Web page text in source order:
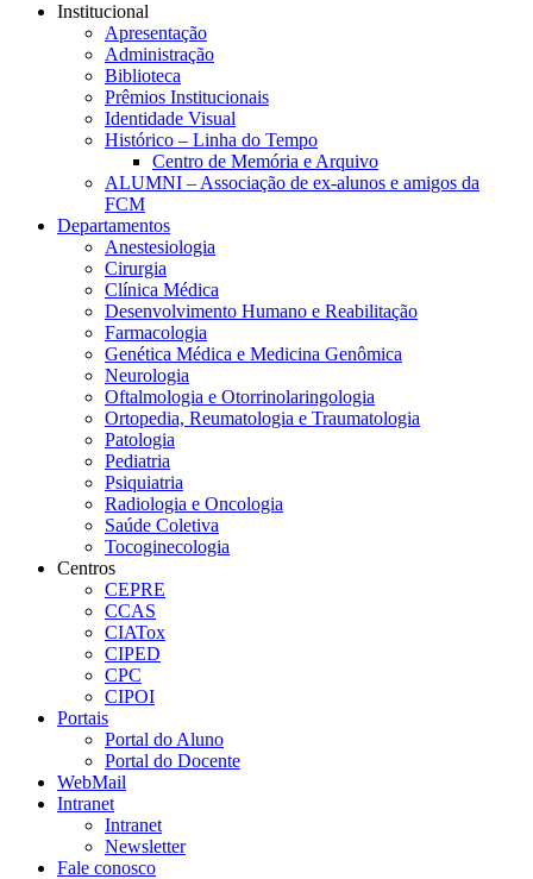
Institucional
Apresentação
Administração
Biblioteca
Prêmios Institucionais
Identidade Visual
Histórico – Linha do Tempo
Centro de Memória e Arquivo
ALUMNI – Associação de ex-alunos e amigos da
FCM
Departamentos
Anestesiologia
Cirurgia
Clínica Médica
Desenvolvimento Humano e Reabilitação
Farmacologia
Genética Médica e Medicina Genômica
Neurologia
Oftalmologia e Otorrinolaringologia
Ortopedia, Reumatologia e Traumatologia
Patologia
Pediatria
Psiquiatria
Radiologia e Oncologia
Saúde Coletiva
Tocoginecologia
Centros
CEPRE
CCAS
CIATox
CIPED
CPC
CIPOI
Portais
Portal do Aluno
Portal do Docente
WebMail
Intranet
Intranet
Newsletter
Fale conosco